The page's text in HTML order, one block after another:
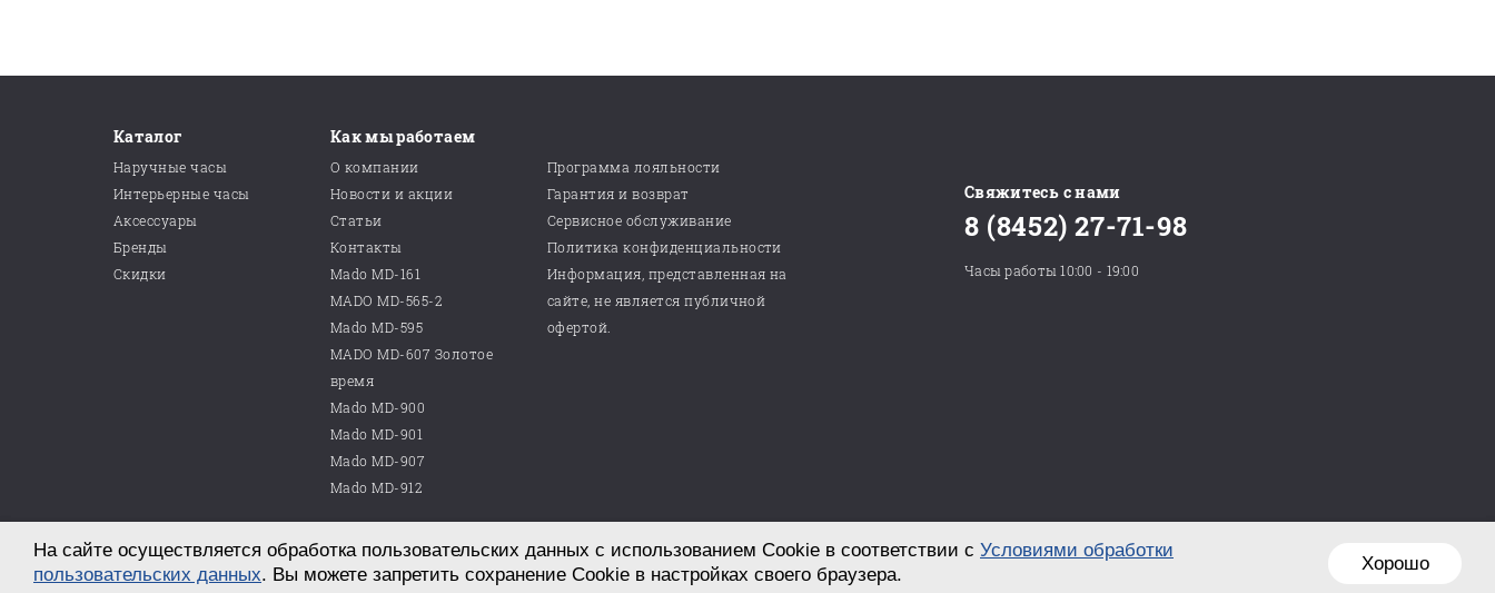
Каталог
Наручные часы
Интерьерные часы
Аксессуары
Бренды
Скидки
Как мы работаем
О компании
Новости и акции
Статьи
Контакты
Mado MD-161
MADO MD-565-2
Mado MD-595
MADO MD-607 Золотое
время
Mado MD-900
Mado MD-901
Mado MD-907
Mado MD-912
Программа лояльности
Гарантия и возврат
Сервисное обслуживание
Политика конфиденциальности
Информация, представленная на
сайте, не является публичной
офертой.
Свяжитесь с нами
8 (8452) 27-71-98
Часы работы 10:00 - 19:00
© 2026 ООО «Магазин часов №10»
г. Саратов, пр. им. Петра Столыпина, д. 25
Разработка сайта в студии «СТРОИМ САЙТ!» Хорошо
На сайте осуществляется обработка пользовательских данных с использованием Cookie в соответствии с Условиями обработки
пользовательских данных. Вы можете запретить сохранение Cookie в настройках своего браузера.